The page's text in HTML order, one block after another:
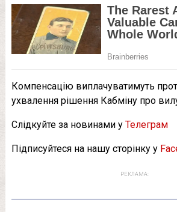
Компенсацію виплачуватимуть
ухвалення рішення Кабміну про
Слідкуйте за новинами у Телеграм
Підписуйтеся на нашу сторінку у
РЕКЛАМА: